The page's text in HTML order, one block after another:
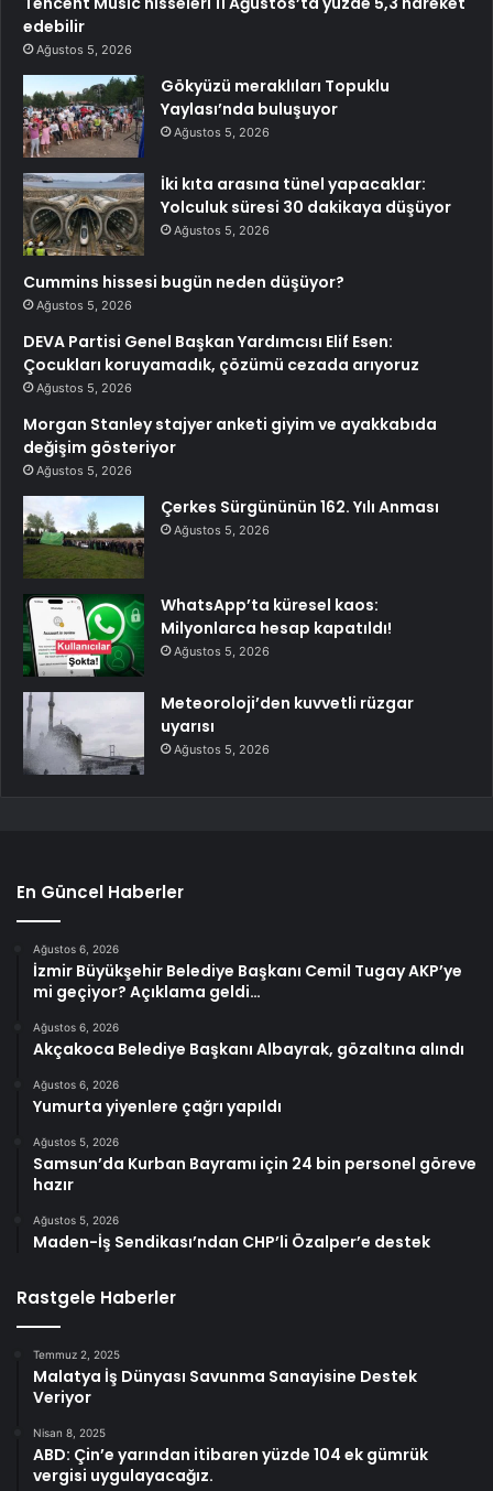
edebilir
Ağustos 5, 2026
Gökyüzü meraklıları Topuklu
Yaylası’nda buluşuyor
Ağustos 5, 2026
İki kıta arasına tünel yapacaklar:
Yolculuk süresi 30 dakikaya düşüyor
Ağustos 5, 2026
Cummins hissesi bugün neden düşüyor?
Ağustos 5, 2026
DEVA Partisi Genel Başkan Yardımcısı Elif Esen:
Çocukları koruyamadık, çözümü cezada arıyoruz
Ağustos 5, 2026
Morgan Stanley stajyer anketi giyim ve ayakkabıda
değişim gösteriyor
Ağustos 5, 2026
Çerkes Sürgününün 162. Yılı Anması
Ağustos 5, 2026
WhatsApp’ta küresel kaos:
Milyonlarca hesap kapatıldı!
Ağustos 5, 2026
Meteoroloji’den kuvvetli rüzgar
uyarısı
Ağustos 5, 2026
En Güncel Haberler
Ağustos 6, 2026
İzmir Büyükşehir Belediye Başkanı Cemil Tugay AKP’ye
mi geçiyor? Açıklama geldi…
Ağustos 6, 2026
Akçakoca Belediye Başkanı Albayrak, gözaltına alındı
Ağustos 6, 2026
Yumurta yiyenlere çağrı yapıldı
Ağustos 5, 2026
Samsun’da Kurban Bayramı için 24 bin personel göreve
hazır
Ağustos 5, 2026
Maden-İş Sendikası’ndan CHP’li Özalper’e destek
Rastgele Haberler
Temmuz 2, 2025
Malatya İş Dünyası Savunma Sanayisine Destek
Veriyor
Nisan 8, 2025
ABD: Çin’e yarından itibaren yüzde 104 ek gümrük
vergisi uygulayacağız.